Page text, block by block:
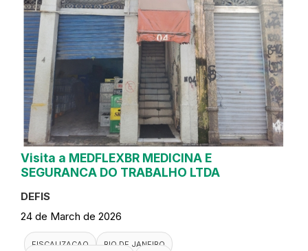
Visita a MEDFLEXBR MEDICINA E
SEGURANCA DO TRABALHO LTDA
DEFIS
24 de March de 2026
FISCALIZACAO
RIO DE JANEIRO